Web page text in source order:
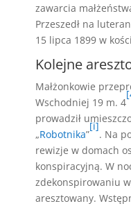
zawarcia
Przeszedł na
15 lipca 1899 w
Kolejne
Małżonkowie
Wschodniej 19 m. 4
prowadził
„Robotnika”
[i]
. Na
rewizje w domach
konspiracyjną. W
zdekonspirowaniu
aresztowany.